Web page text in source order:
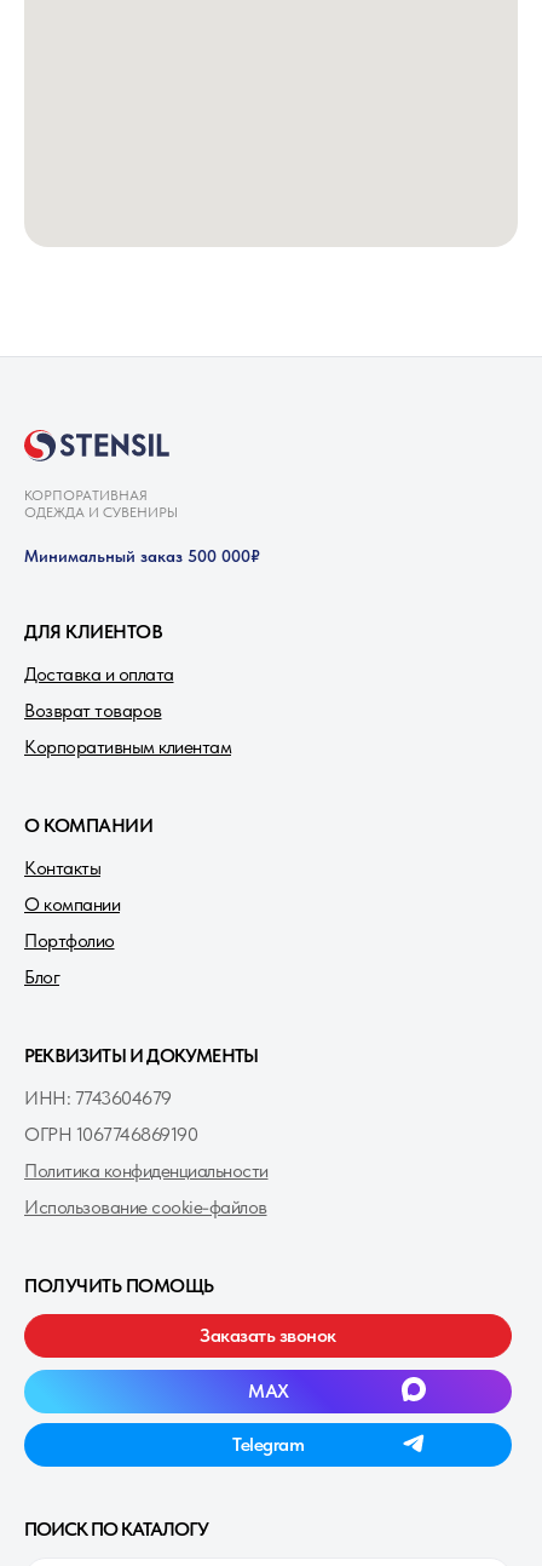
КОРПОРАТИВНАЯ
ОДЕЖДА И СУВЕНИРЫ
Минимальный заказ 500 000₽
Доставка и оплата
ДЛЯ КЛИЕНТОВ
Возврат товаров
Корпоративным клиентам
Заказать звонок
MAXㅤ
ПОЛУЧИТЬ ПОМОЩЬ
ИНН: 7743604679
О КОМПАНИИ
Портфолио
Блог
О компании
Контакты
ОГРН 1067746869190
ПОИСК ПО КАТАЛОГУ
РЕКВИЗИТЫ И ДОКУМЕНТЫ
Политика конфиденциальности
Использование cookie-файлов
Telegramㅤ